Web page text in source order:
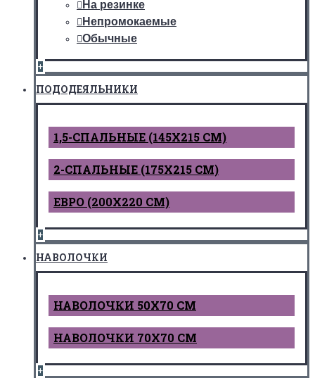
На резинке
Непромокаемые
Обычные
+
ПОДОДЕЯЛЬНИКИ
1,5-СПАЛЬНЫЕ (145Х215 СМ)
2-СПАЛЬНЫЕ (175Х215 СМ)
ЕВРО (200Х220 СМ)
+
НАВОЛОЧКИ
НАВОЛОЧКИ 50Х70 СМ
НАВОЛОЧКИ 70Х70 СМ
+